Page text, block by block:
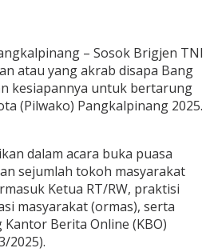
– Sosok Brigjen TNI
atau yang akrab disapa Bang
kesiapannya untuk bertarung
(Pilwako) Pangkalpinang 2025.
dalam acara buka puasa
sejumlah tokoh masyarakat
Ketua RT/RW, praktisi
masyarakat (ormas), serta
Berita Online (KBO)
2025).